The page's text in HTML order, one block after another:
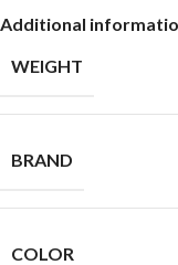
Additional
WEIGHT
BRAND
COLOR